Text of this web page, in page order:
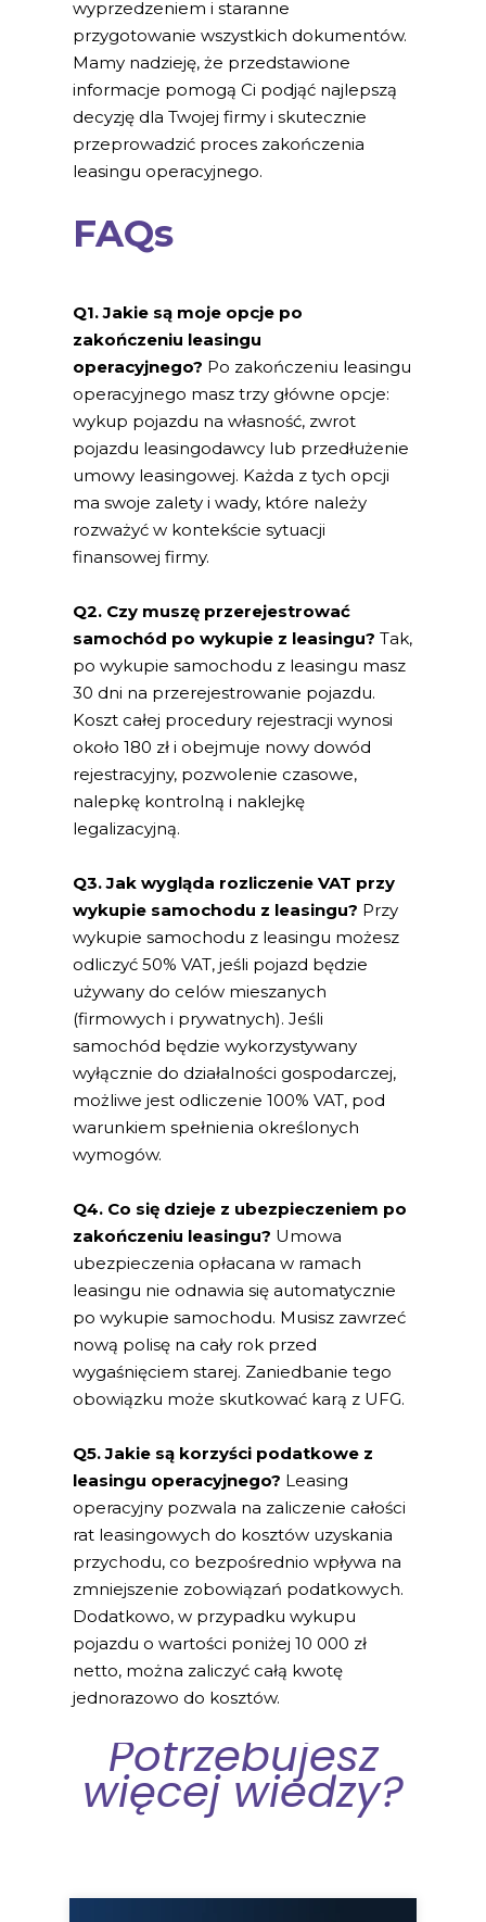
wyprzedzeniem i staranne
przygotowanie wszystkich dokumentów.
Mamy nadzieję, że przedstawione
informacje pomogą Ci podjąć najlepszą
decyzję dla Twojej firmy i skutecznie
przeprowadzić proces zakończenia
leasingu operacyjnego.
FAQs
Q1. Jakie są moje opcje po
zakończeniu leasingu
operacyjnego? Po zakończeniu leasingu
operacyjnego masz trzy główne opcje:
wykup pojazdu na własność, zwrot
pojazdu leasingodawcy lub przedłużenie
umowy leasingowej. Każda z tych opcji
ma swoje zalety i wady, które należy
rozważyć w kontekście sytuacji
finansowej firmy.
Q2. Czy muszę przerejestrować
samochód po wykupie z leasingu? Tak,
po wykupie samochodu z leasingu masz
30 dni na przerejestrowanie pojazdu.
Koszt całej procedury rejestracji wynosi
około 180 zł i obejmuje nowy dowód
rejestracyjny, pozwolenie czasowe,
nalepkę kontrolną i naklejkę
legalizacyjną.
Q3. Jak wygląda rozliczenie VAT przy
wykupie samochodu z leasingu? Przy
wykupie samochodu z leasingu możesz
odliczyć 50% VAT, jeśli pojazd będzie
używany do celów mieszanych
(firmowych i prywatnych). Jeśli
samochód będzie wykorzystywany
wyłącznie do działalności gospodarczej,
możliwe jest odliczenie 100% VAT, pod
warunkiem spełnienia określonych
wymogów.
Q4. Co się dzieje z ubezpieczeniem po
zakończeniu leasingu? Umowa
ubezpieczenia opłacana w ramach
leasingu nie odnawia się automatycznie
po wykupie samochodu. Musisz zawrzeć
nową polisę na cały rok przed
wygaśnięciem starej. Zaniedbanie tego
obowiązku może skutkować karą z UFG.
Q5. Jakie są korzyści podatkowe z
leasingu operacyjnego? Leasing
operacyjny pozwala na zaliczenie całości
rat leasingowych do kosztów uzyskania
przychodu, co bezpośrednio wpływa na
zmniejszenie zobowiązań podatkowych.
Dodatkowo, w przypadku wykupu
pojazdu o wartości poniżej 10 000 zł
netto, można zaliczyć całą kwotę
jednorazowo do kosztów.
Potrzebujesz
więcej wiedzy?